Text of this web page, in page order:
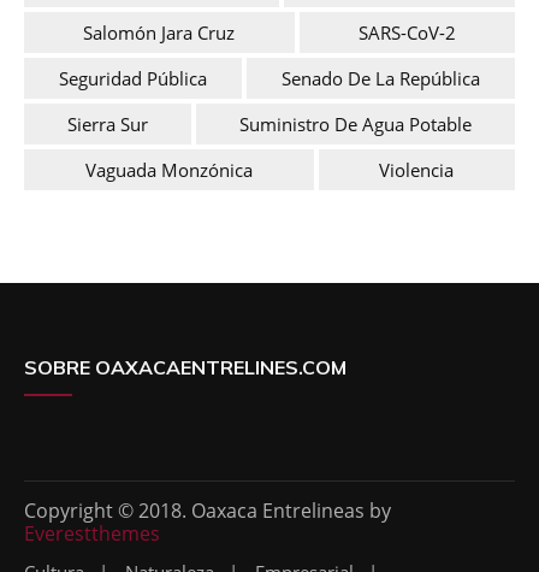
Salomón Jara Cruz
SARS-CoV-2
Seguridad Pública
Senado De La República
Sierra Sur
Suministro De Agua Potable
Vaguada Monzónica
Violencia
SOBRE OAXACAENTRELINES.COM
Copyright © 2018. Oaxaca Entrelineas by
Everestthemes